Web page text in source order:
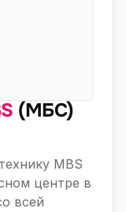
(МБС)
MBS
центре в
всей